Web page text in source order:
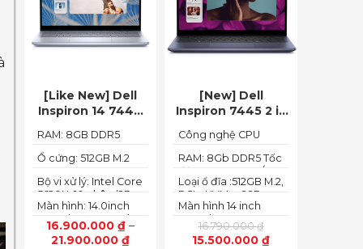
[Like New] Dell
Inspiron 14 7440
120U Ram 8GB
SSD 512GB FHD+
16.900.000 ₫–
21.900.000 ₫
Màn hình: 14.0inch
FHD+ (1920 x 1200)
60Hz,250 nits
Bộ vi xử lý: Intel Core
5 120U, 10 nhân (2P +
8E) / 12 luồng
Ổ cứng: 512GB M.2
RAM: 8GB DDR5
[New] Dell
Inspiron 7445 2 in
8640HS, Ram
8GB,SSD 512GB,
AMD Radeon,14
FHD+ Touch)
16.790.000₫
15.500.000₫
Màn hình 14 inch
FHD+ (1920 x 1200
pixels)
Loại ổ đĩa :512GB M.2,
PCIe NVMe, SSD
RAM: 8Gb DDR5 Tốc
độ BUS :5200MT/s
Công nghệ CPU